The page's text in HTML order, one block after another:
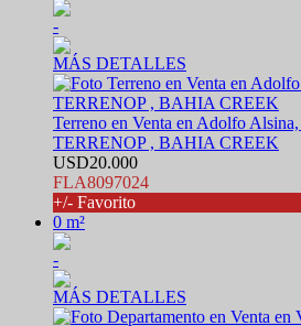
-
MÁS DETALLES
Terreno en Venta en Adolfo
TERRENOP , BAHIA CREEK
USD20.000
FLA8097024
+/- Favorito
0 m²
-
MÁS DETALLES